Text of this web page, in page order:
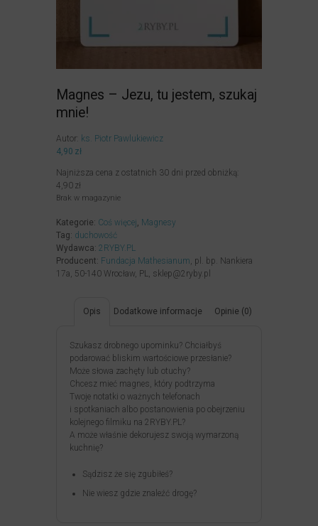
Magnes – Jezu, tu jestem, szukaj
mnie!
Autor: ks. Piotr Pawlukiewicz
4,90 zł
Najniższa cena z ostatnich 30 dni przed obniżką:
4,90 zł
Brak w magazynie
Kategorie: Coś więcej, Magnesy
Tag: duchowość
Wydawca: 2RYBY.PL
Producent: Fundacja Mathesianum, pl. bp. Nankiera
17a, 50-140 Wrocław, PL, sklep@2ryby.pl
Opis Dodatkowe informacje Opinie (0)
Szukasz drobnego upominku? Chciałbyś
podarować bliskim wartościowe przesłanie?
Może słowa zachęty lub otuchy?
Chcesz mieć magnes, który podtrzyma
Twoje notatki o ważnych telefonach
i spotkaniach albo postanowienia po obejrzeniu
kolejnego filmiku na 2RYBY.PL?
A może właśnie dekorujesz swoją wymarzoną
kuchnię?
Sądzisz że się zgubiłeś?
Nie wiesz gdzie znaleźć drogę?